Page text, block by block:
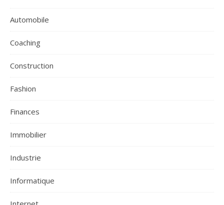
Automobile
Coaching
Construction
Fashion
Finances
Immobilier
Industrie
Informatique